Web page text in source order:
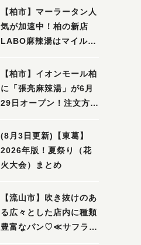
ル」を親子で満喫してき
ました！
【柏市】マーラータン人
気が加速中！柏の新店
LABO麻辣湯はマイルド
【柏市】イオンモール柏
に「張亮麻辣湯」が6月
29日オープン！注文方法
ビュー
(8月3日更新)【東葛】
2026年版！夏祭り（花
火大会）まとめ
【流山市】吹き抜けのあ
る広々とした店内に種類
豊富なパン♡≪サフラン